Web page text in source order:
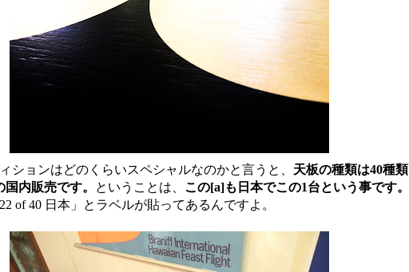
ションはどのくらいスペシャルなのかと言うと、 天板の種類は40種類
内販売です。
ということは、 この[a]も日本でこの1台という事です。
of 40 日本」とラベルが貼ってあるんですよ。